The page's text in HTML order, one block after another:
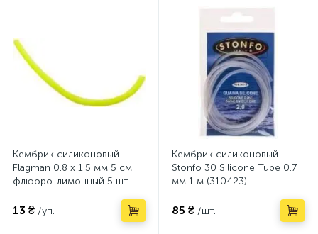
Кембрик силиконовый
Flagman 0.8 х 1.5 мм 5 см
флюоро-лимонный 5 шт.
13 ₴ /уп.
Кембрик силиконовый
Stonfo 30 Silicone Tube 0.7
мм 1 м (310423)
85 ₴ /шт.